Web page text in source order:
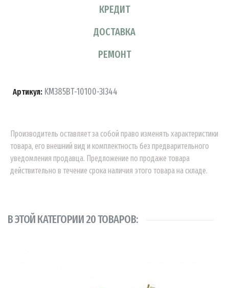
КРЕДИТ
ДОСТАВКА
РЕМОНТ
Артикул: KM385BT-10100-3I344
Производитель оставляет за собой право изменять характеристики
товара, его внешний вид и комплектность без предварительного
уведомления продавца. Предложение по продаже товара
действительно в течение срока наличия этого товара на складе.
В ЭТОЙ КАТЕГОРИИ 20 ТОВАРОВ: